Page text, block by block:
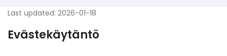
Last updated: 2026-01-18
Evästekäytäntö